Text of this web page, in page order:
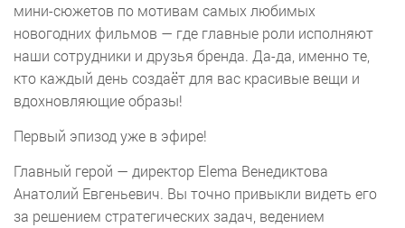
мини-сюжетов по мотивам самых любимых
новогодних фильмов — где главные роли исполняют
наши сотрудники и друзья бренда. Да-да, именно те,
кто каждый день создаёт для вас красивые вещи и
вдохновляющие образы!
Первый эпизод уже в эфире!
Главный герой — директор Elema Венедиктова
Анатолий Евгеньевич. Вы точно привыкли видеть его
за решением стратегических задач, ведением